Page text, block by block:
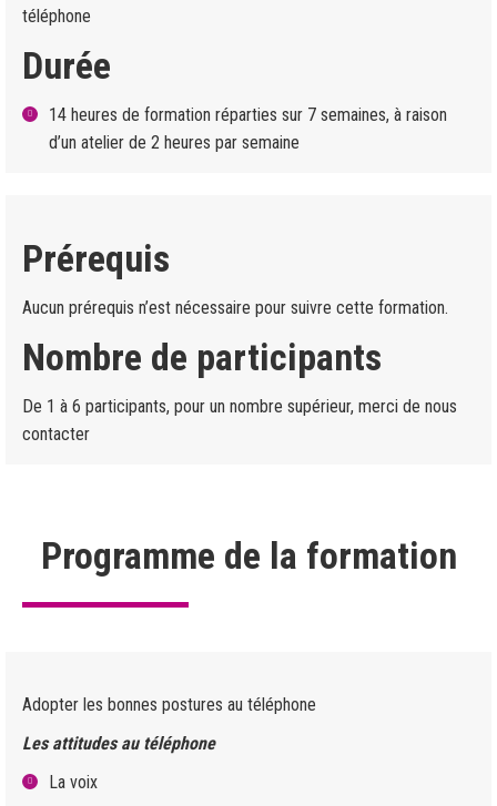
téléphone
Durée
14 heures de formation réparties sur 7 semaines, à raison
d’un atelier de 2 heures par semaine
Prérequis
Aucun prérequis n’est nécessaire pour suivre cette formation.
Nombre de participants
De 1 à 6 participants, pour un nombre supérieur, merci de nous
contacter
Programme de la formation
Adopter les bonnes postures au téléphone
Les attitudes au téléphone
La voix